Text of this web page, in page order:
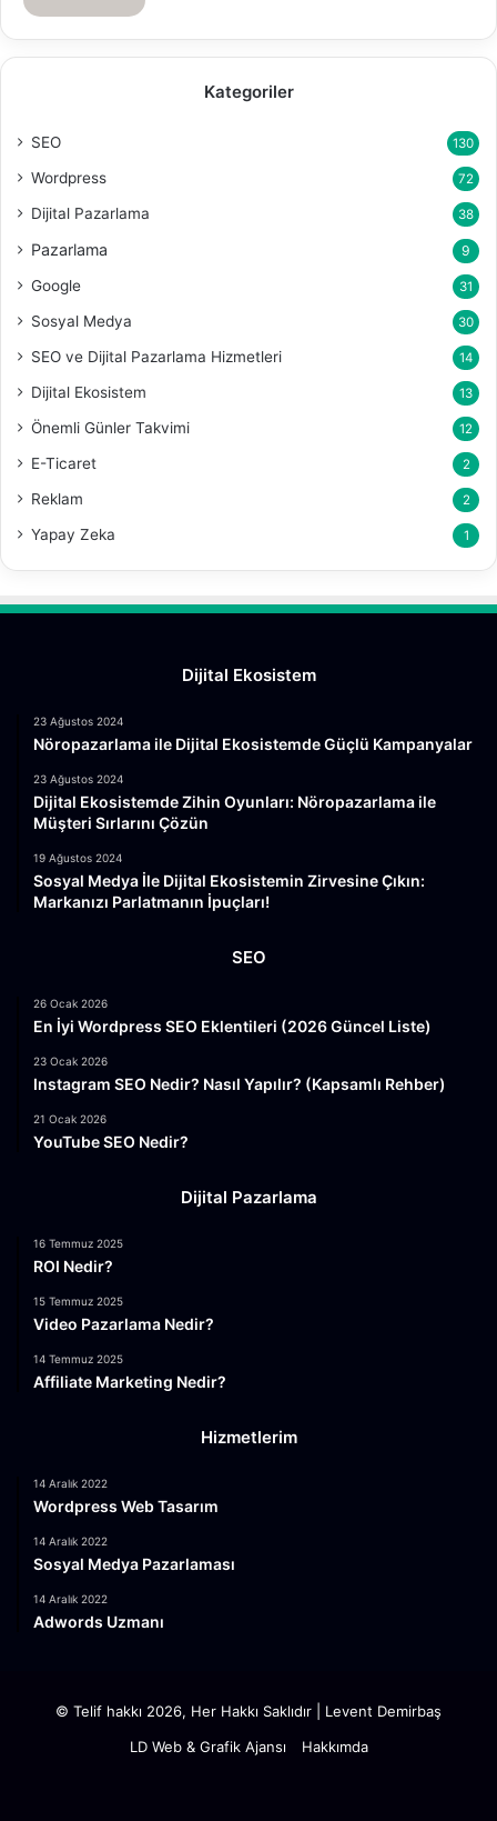
Kategoriler
SEO 130
Wordpress 72
Dijital Pazarlama 38
Pazarlama 9
Google 31
Sosyal Medya 30
SEO ve Dijital Pazarlama Hizmetleri 14
Dijital Ekosistem 13
Önemli Günler Takvimi 12
E-Ticaret 2
Reklam 2
Yapay Zeka 1
Dijital Ekosistem
23 Ağustos 2024
Nöropazarlama ile Dijital Ekosistemde Güçlü Kampanyalar
23 Ağustos 2024
Dijital Ekosistemde Zihin Oyunları: Nöropazarlama ile
Müşteri Sırlarını Çözün
19 Ağustos 2024
Sosyal Medya İle Dijital Ekosistemin Zirvesine Çıkın:
Markanızı Parlatmanın İpuçları!
SEO
26 Ocak 2026
En İyi Wordpress SEO Eklentileri (2026 Güncel Liste)
23 Ocak 2026
Instagram SEO Nedir? Nasıl Yapılır? (Kapsamlı Rehber)
21 Ocak 2026
YouTube SEO Nedir?
Dijital Pazarlama
16 Temmuz 2025
ROI Nedir?
15 Temmuz 2025
Video Pazarlama Nedir?
14 Temmuz 2025
Affiliate Marketing Nedir?
Hizmetlerim
14 Aralık 2022
Wordpress Web Tasarım
14 Aralık 2022
Sosyal Medya Pazarlaması
14 Aralık 2022
Adwords Uzmanı
© Telif hakkı 2026, Her Hakkı Saklıdır | Levent Demirbaş
LD Web & Grafik Ajansı
Hakkımda